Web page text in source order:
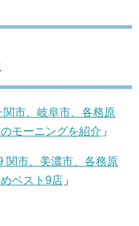
関市、岐阜市、各務原
モーニングを紹介 」
関市、美濃市、各務原
ベスト9店 」